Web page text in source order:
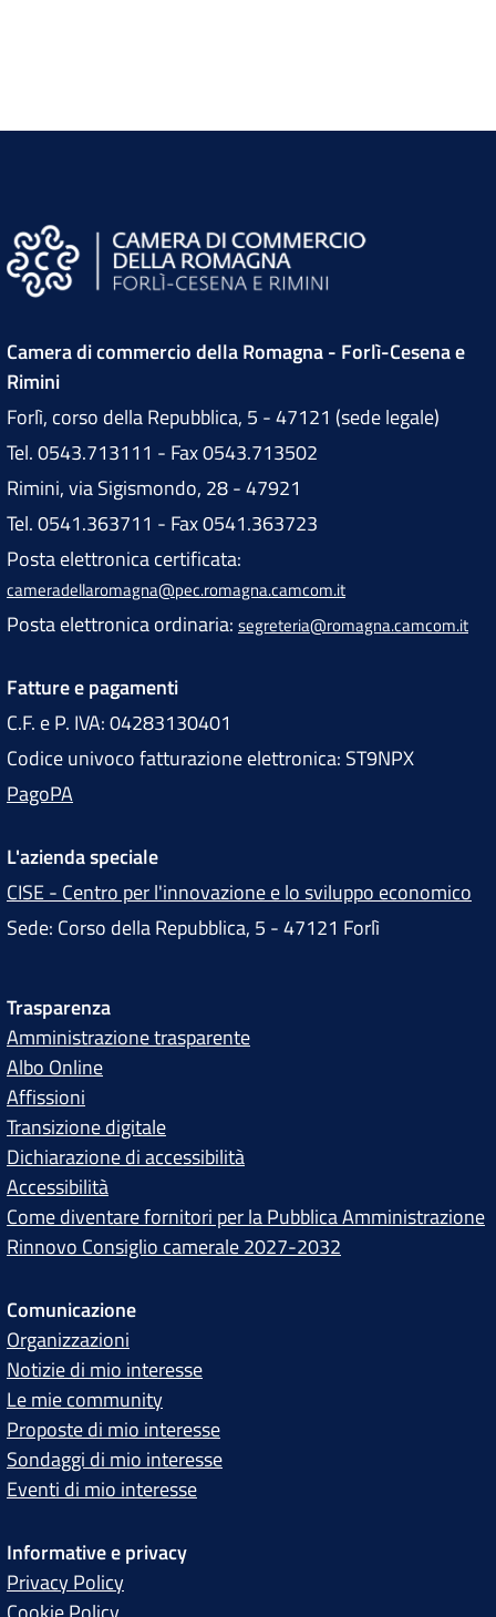
Camera di commercio della Romagna - Forlì-Cesena e
Rimini
Forlì, corso della Repubblica, 5 - 47121 (sede legale)
Tel. 0543.713111 - Fax 0543.713502
Rimini, via Sigismondo, 28 - 47921
Tel. 0541.363711 - Fax 0541.363723
Posta elettronica certificata:
cameradellaromagna@pec.romagna.camcom.it
Posta elettronica ordinaria: segreteria@romagna.camcom.it
Fatture e pagamenti
C.F. e P. IVA: 04283130401
Codice univoco fatturazione elettronica: ST9NPX
PagoPA
L'azienda speciale
CISE - Centro per l'innovazione e lo sviluppo economico
Sede: Corso della Repubblica, 5 - 47121 Forlì
Trasparenza
Amministrazione trasparente
Albo Online
Affissioni
Transizione digitale
Dichiarazione di accessibilità
Accessibilità
Come diventare fornitori per la Pubblica Amministrazione
Rinnovo Consiglio camerale 2027-2032
Comunicazione
Organizzazioni
Notizie di mio interesse
Le mie community
Proposte di mio interesse
Sondaggi di mio interesse
Eventi di mio interesse
Informative e privacy
Privacy Policy